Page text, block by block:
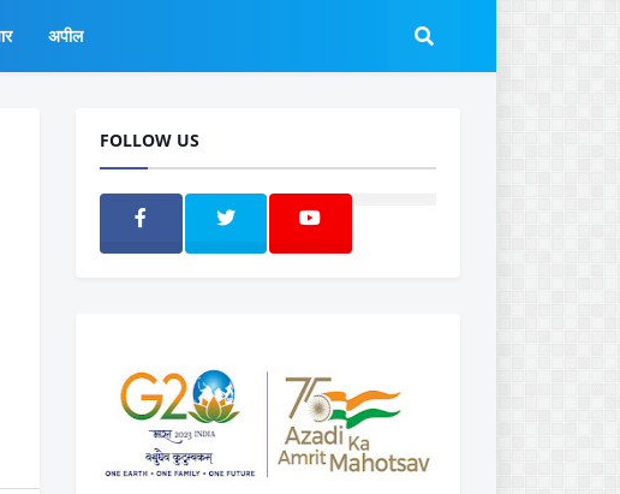
अपील
FOLLOW US